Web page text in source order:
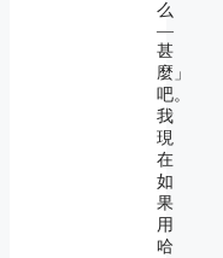
么
―
甚
麼」
吧。
我
現
在
如
果
用
哈